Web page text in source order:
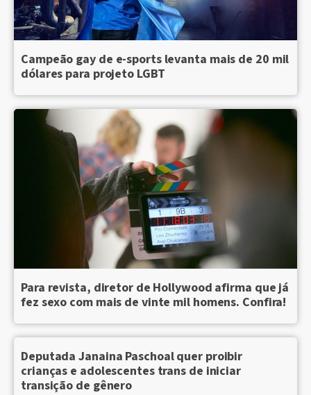
Campeão gay de e-sports levanta mais de 20 mil
dólares para projeto LGBT
Para revista, diretor de Hollywood afirma que já
fez sexo com mais de vinte mil homens. Confira!
Deputada Janaina Paschoal quer proibir
crianças e adolescentes trans de iniciar
transição de gênero